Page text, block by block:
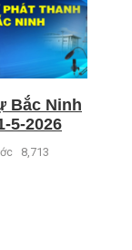
Bắc Ninh
5-2026
8,713